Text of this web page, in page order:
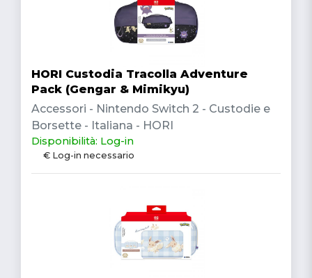
HORI Custodia Tracolla Adventure
Pack (Gengar & Mimikyu)
Accessori - Nintendo Switch 2 - Custodie e
Borsette - Italiana - HORI
Disponibilità: Log-in
€ Log-in necessario